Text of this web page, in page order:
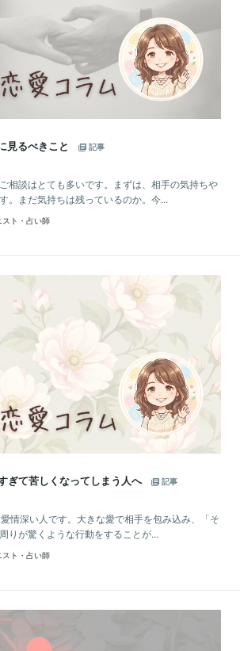
見るべきこと
記事
相談はとても多いです。まずは、相手の気持ちや
。まだ気持ちは残っているのか。今...
ト・占い師
ぎて苦しくなってしまう人へ
記事
情深い人です。大きな愛で相手を包み込み、「そ
りが驚くような行動をすることが...
ト・占い師